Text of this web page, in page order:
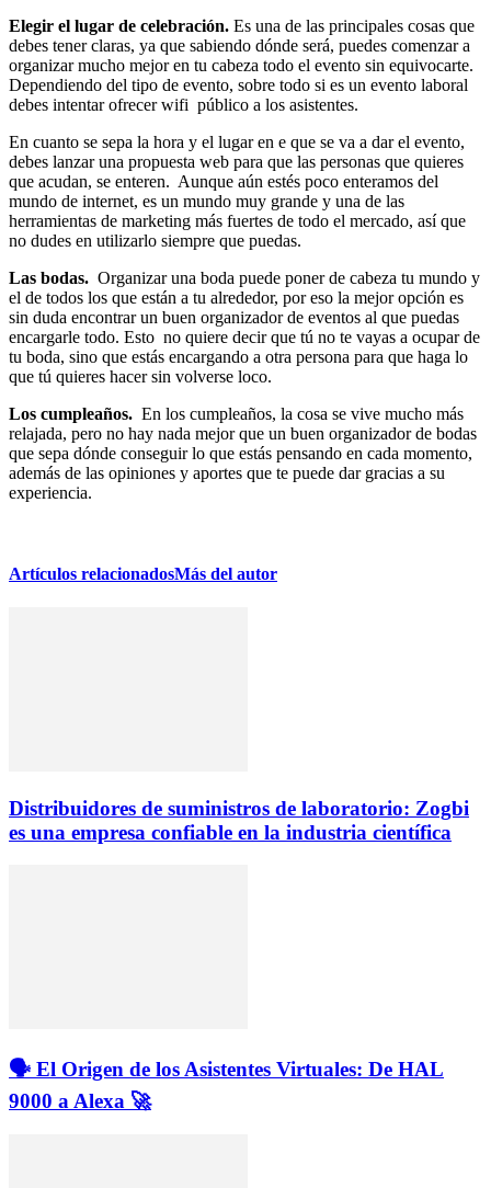
Elegir el lugar de celebración. Es una de las principales cosas que
debes tener claras, ya que sabiendo dónde será, puedes comenzar a
organizar mucho mejor en tu cabeza todo el evento sin equivocarte.
Dependiendo del tipo de evento, sobre todo si es un evento laboral
debes intentar ofrecer wifi público a los asistentes.
En cuanto se sepa la hora y el lugar en e que se va a dar el evento,
debes lanzar una propuesta web para que las personas que quieres
que acudan, se enteren. Aunque aún estés poco enteramos del
mundo de internet, es un mundo muy grande y una de las
herramientas de marketing más fuertes de todo el mercado, así que
no dudes en utilizarlo siempre que puedas.
Las bodas. Organizar una boda puede poner de cabeza tu mundo y
el de todos los que están a tu alrededor, por eso la mejor opción es
sin duda encontrar un buen organizador de eventos al que puedas
encargarle todo. Esto no quiere decir que tú no te vayas a ocupar de
tu boda, sino que estás encargando a otra persona para que haga lo
que tú quieres hacer sin volverse loco.
Los cumpleaños. En los cumpleaños, la cosa se vive mucho más
relajada, pero no hay nada mejor que un buen organizador de bodas
que sepa dónde conseguir lo que estás pensando en cada momento,
además de las opiniones y aportes que te puede dar gracias a su
experiencia.
Artículos relacionadosMás del autor
Distribuidores de suministros de laboratorio: Zogbi
es una empresa confiable en la industria científica
🗣️ El Origen de los Asistentes Virtuales: De HAL
9000 a Alexa 🚀